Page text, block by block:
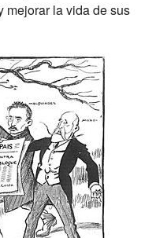
mejorar la vida de sus